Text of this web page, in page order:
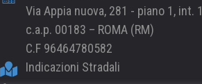
Via Appia nuova, 281 - piano 1, int. 1
c.a.p. 00183 – ROMA (RM)
C.F 96464780582
Indicazioni Stradali